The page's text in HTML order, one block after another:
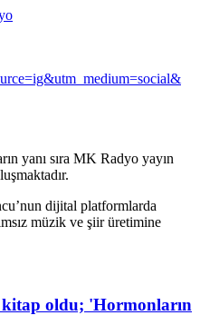
yanı sıra MK Radyo yayın
dijital platformlarda
müzik ve şiir üretimine
kitap oldu; 'Hormonların